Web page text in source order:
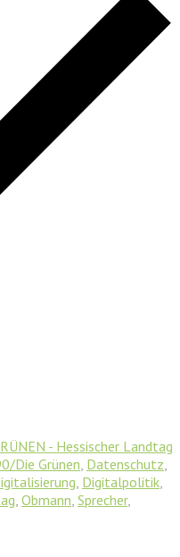
- Hessischer Landtag
Die Grünen, Datenschutz,
, Digitalpolitik,
, Obmann, Sprecher,